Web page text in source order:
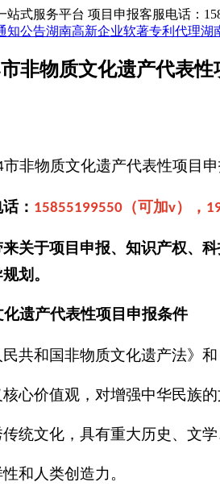
站式服务平台 项目申报客服电话：
知公告湖南高新企业软著专利代理湖
非物质文化遗产代表
市非物质文化遗产代表性项目
： 15855199550 （可加v），
关于项目申报、知识产权、
划。
遗产代表性项目 申报条件
民共和国非物质文化遗产法》
核心价值观，对增强中华民族
传统文化，具有重大历史、文
和人类创造力。